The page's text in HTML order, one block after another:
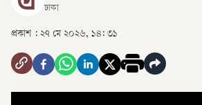
ঢাকা
প্রকাশ : ২৭ মে ২০২৬, ১৪: ৩১